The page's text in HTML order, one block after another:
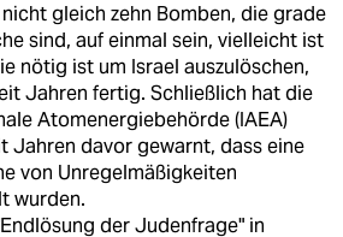
gleich zehn Bomben, die grade
sind, auf einmal sein, vielleicht ist
nötig ist um Israel auszulöschen,
Jahren fertig. Schließlich hat die
Atomenergiebehörde (IAEA)
Jahren davor gewarnt, dass eine
von Unregelmäßigkeiten
wurden.
der Judenfrage" in